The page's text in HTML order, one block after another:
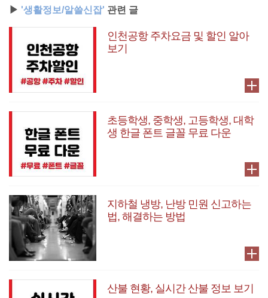
▶ '생활정보/알쓸신잡' 관련 글
인천공항 주차요금 및 할인 알아
보기
초등학생, 중학생, 고등학생, 대학
생 한글 폰트 글꼴 무료 다운
지하철 냉방, 난방 민원 신고하는
법, 해결하는 방법
산불 현황, 실시간 산불 정보 보기